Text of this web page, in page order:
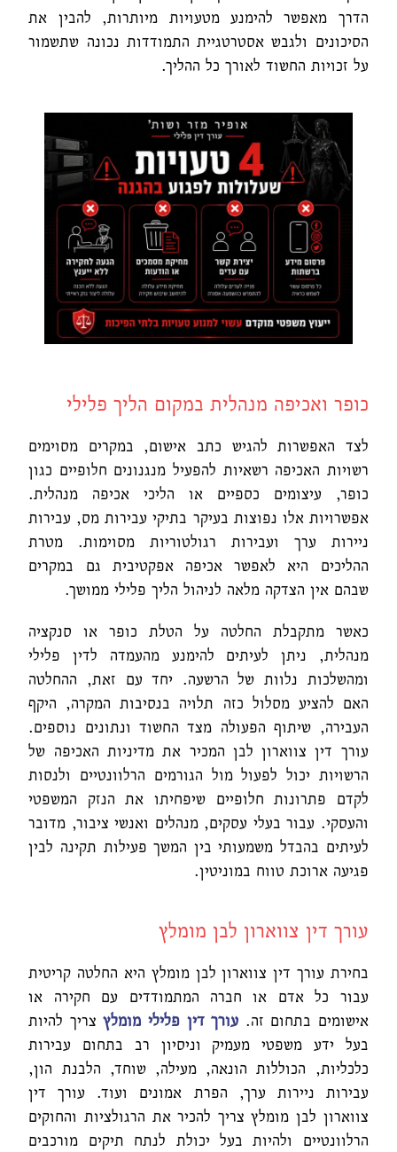
הדרך מאפשר להימנע מטעויות מיותרות, להבין את
הסיכונים ולגבש אסטרטגיית התמודדות נכונה שתשמור
על זכויות החשוד לאורך כל ההליך.
כופר ואכיפה מנהלית במקום הליך פלילי
לצד האפשרות להגיש כתב אישום, במקרים מסוימים
רשויות האכיפה רשאיות להפעיל מנגנונים חלופיים כגון
כופר, עיצומים כספיים או הליכי אכיפה מנהלית.
אפשרויות אלו נפוצות בעיקר בתיקי עבירות מס, עבירות
ניירות ערך ועבירות רגולטוריות מסוימות. מטרת
ההליכים היא לאפשר אכיפה אפקטיבית גם במקרים
שבהם אין הצדקה מלאה לניהול הליך פלילי ממושך.
כאשר מתקבלת החלטה על הטלת כופר או סנקציה
מנהלית, ניתן לעיתים להימנע מהעמדה לדין פלילי
ומהשלכות נלוות של הרשעה. יחד עם זאת, ההחלטה
האם להציע מסלול כזה תלויה בנסיבות המקרה, היקף
העבירה, שיתוף הפעולה מצד החשוד ונתונים נוספים.
עורך דין צווארון לבן המכיר את מדיניות האכיפה של
הרשויות יכול לפעול מול הגורמים הרלוונטיים ולנסות
לקדם פתרונות חלופיים שיפחיתו את הנזק המשפטי
והעסקי. עבור בעלי עסקים, מנהלים ואנשי ציבור, מדובר
לעיתים בהבדל משמעותי בין המשך פעילות תקינה לבין
פגיעה ארוכת טווח במוניטין.
עורך דין צווארון לבן מומלץ
בחירת עורך דין צווארון לבן מומלץ היא החלטה קריטית
עבור כל אדם או חברה המתמודדים עם חקירה או
אישומים בתחום זה. עורך דין פלילי מומלץצריך להיות
בעל ידע משפטי מעמיק וניסיון רב בתחום עבירות
כלכליות, הכוללות הונאה, מעילה, שוחד, הלבנת הון,
עבירות ניירות ערך, הפרת אמונים ועוד. עורך דין
צווארון לבן מומלץ צריך להכיר את הרגולציות והחוקים
הרלוונטיים ולהיות בעל יכולת לנתח תיקים מורכבים